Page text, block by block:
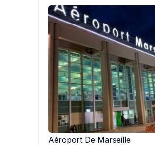
Aéroport De Marseille